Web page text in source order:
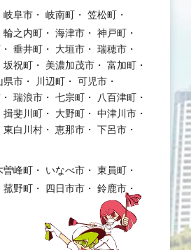
岐阜市 岐南町
笠松町
輪之内町 海津市
神戸町
垂井町 大垣市
瑞穂市
坂祝町 美濃加茂市
富加町
県市 川辺町
可児市
瑞浪市 七宗町
八百津町
揖斐川町 大野町
中津川市
東白川村 恵那市
下呂市
曽峰町 いなべ市
東員町
菰野町 四日市市
鈴鹿市